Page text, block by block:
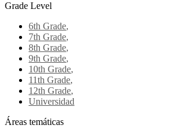
Grade Level
6th Grade,
7th Grade,
8th Grade,
9th Grade,
10th Grade,
11th Grade,
12th Grade,
Universidad
Áreas temáticas